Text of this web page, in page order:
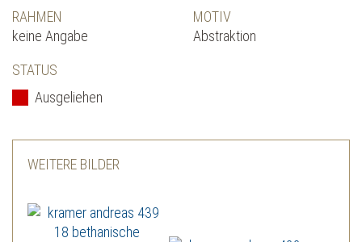
RAHMEN
keine Angabe
MOTIV
Abstraktion
STATUS
Ausgeliehen
WEITERE BILDER